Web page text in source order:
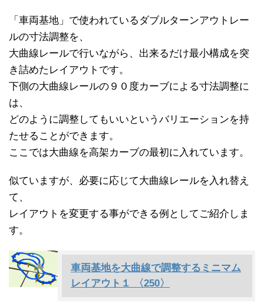
「車両基地」で使われているダブルターンアウトレー
ルの寸法調整を、
大曲線レールで行いながら、出来るだけ最小構成を突
き詰めたレイアウトです。
下側の大曲線レールの９０度カーブによる寸法調整に
は、
どのように調整してもいいというバリエーションを持
たせることができます。
ここでは大曲線を高架カーブの最初に入れています。
似ていますが、必要に応じて大曲線レールを入れ替え
て、
レイアウトを変更する事ができる例としてご紹介しま
す。
車両基地を大曲線で調整するミニマム
レイアウト１ 〈250〉